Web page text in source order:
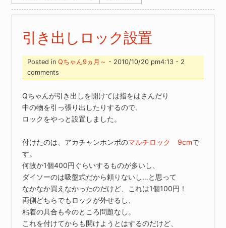
引き出しロック設置
Posted inQちゃん9ヵ月～ - 2010/10/20 pm4:13 - 2
comments
Qちゃんが引き出しを開けては指をはさんだり
中の物を引っ張り出したりするので、
ロックをやっと設置しました。
付けたのは、アカチャンホンポのマルチロック 9cmで
す。
何故か1個400円ぐらいするものが多いし、
ダイソーのは吸盤式だから頼りないし…と思って
なかなか買えなかったのだけど、これは1個100円！
両側どちらでもロックが外せるし、
粘着の具合も今のところ問題なし。
これを付けてからも開けようとはするのだけど、